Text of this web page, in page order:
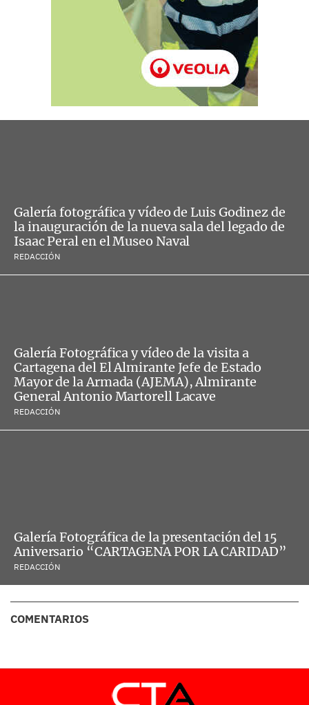
Galería fotográfica y vídeo de Luis Godinez de
la inauguración de la nueva sala del legado de
Isaac Peral en el Museo Naval
REDACCIÓN
Galería Fotográfica y vídeo de la visita a
Cartagena del El Almirante Jefe de Estado
Mayor de la Armada (AJEMA), Almirante
General Antonio Martorell Lacave
REDACCIÓN
Galería Fotográfica de la presentación del 15
Aniversario “CARTAGENA POR LA CARIDAD”
REDACCIÓN
COMENTARIOS